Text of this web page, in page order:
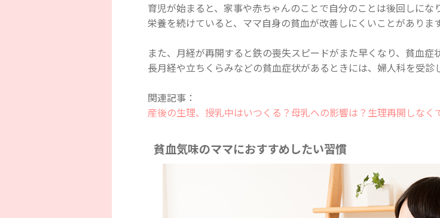
育児が始まると、家事や赤ちゃんのことで自分のことは後回しに
栄養を続けていると、ママ自身の貧血が改善しにくいことがありま
また、月経が再開すると鉄の喪失スピードがまた早くなり、貧血
長月経や立ちくらみなどの貧血症状があるときには、婦人科を受診
関連記事：
産後の生理、授乳中はいつくる？母乳への影響は？生理再開しなく
貧血気味のママにおすすめしたい習慣